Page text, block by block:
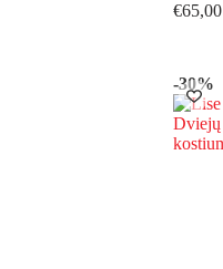
€65,00
-30%